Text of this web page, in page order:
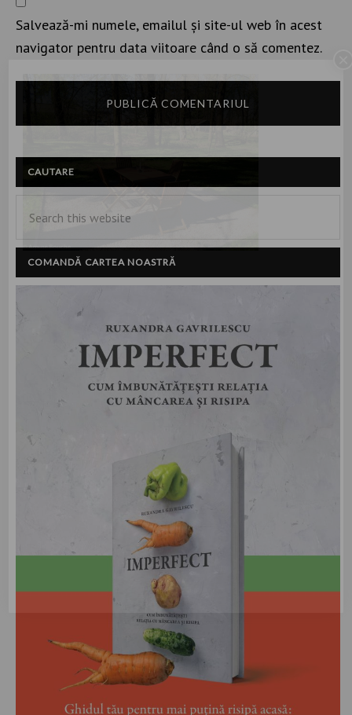
Salvează-mi numele, emailul și site-ul web în acest
navigator pentru data viitoare când o să comentez.
CAUTARE
COMANDĂ CARTEA NOASTRĂ